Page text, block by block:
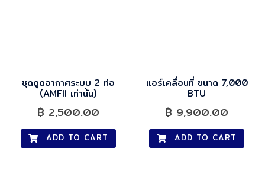
ชุดดูดอากาศระบบ 2 ท่อ
(AMFII เท่านั้น)
฿ 2,500.00
ADD TO CART
แอร์เคลื่อนที่ ขนาด 7,000
BTU
฿ 9,900.00
ADD TO CART